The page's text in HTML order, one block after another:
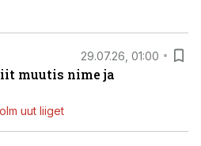
29.07.26, 01:00
muutis nime ja
uut liiget